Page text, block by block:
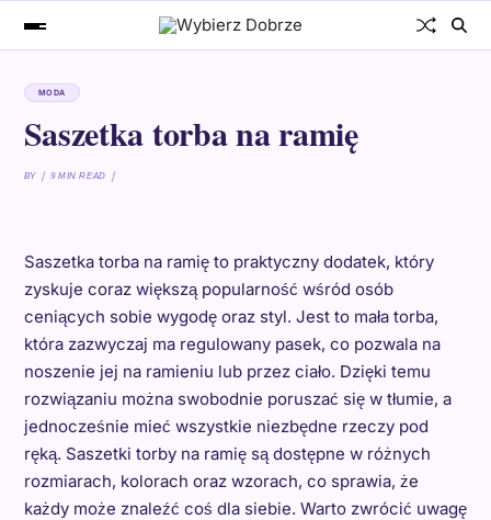
MODA
Saszetka torba na ramię
BY 9 MIN READ
Saszetka torba na ramię to praktyczny dodatek, który
zyskuje coraz większą popularność wśród osób
ceniących sobie wygodę oraz styl. Jest to mała torba,
która zazwyczaj ma regulowany pasek, co pozwala na
noszenie jej na ramieniu lub przez ciało. Dzięki temu
rozwiązaniu można swobodnie poruszać się w tłumie, a
jednocześnie mieć wszystkie niezbędne rzeczy pod
ręką. Saszetki torby na ramię są dostępne w różnych
rozmiarach, kolorach oraz wzorach, co sprawia, że
każdy może znaleźć coś dla siebie. Warto zwrócić uwagę